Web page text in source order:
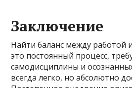
Заключение
Найти баланс между работой
это постоянный процесс,
самодисциплины и
всегда легко, но абсолютно